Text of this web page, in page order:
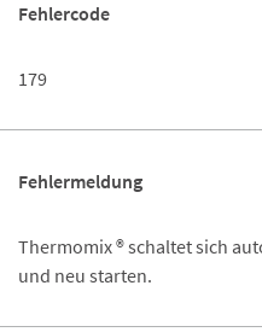
Fehlercode
179
Fehlermeldung
Thermomix ® schaltet sich
und neu starten.